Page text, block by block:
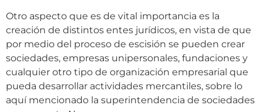
Otro aspecto que es de vital importancia es la
creación de distintos entes jurídicos, en vista de que
por medio del proceso de escisión se pueden crear
sociedades, empresas unipersonales, fundaciones y
cualquier otro tipo de organización empresarial que
pueda desarrollar actividades mercantiles, sobre lo
aquí mencionado la superintendencia de sociedades